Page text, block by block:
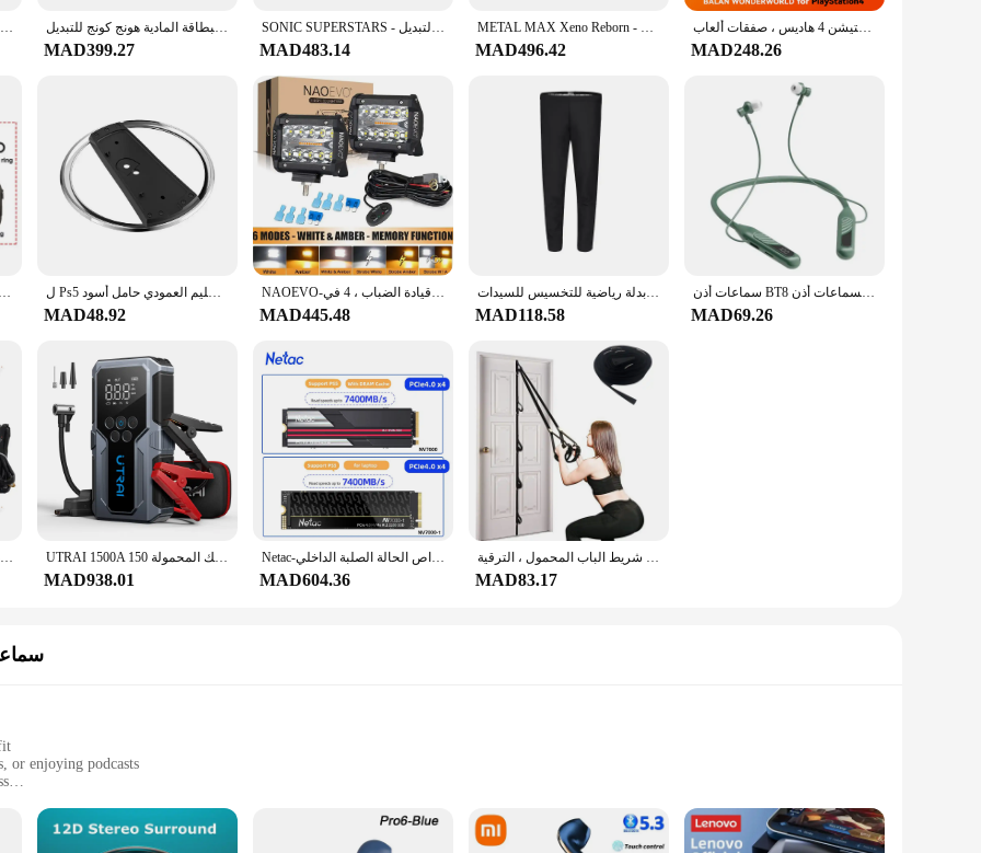
بوكيمون بريليانت دايموند نينتندو سويتش عروض بطاقة الألعاب المادية 100% نوع RPG الأصلي الرسمي للتبديل OLED Lite لعبة نينتندو سويتش - أسطورة زيلدا: دموع المملكة - إصدار خرطوشة البطاقة المادية هونج كونج للتبديل OLED Lite
MAD399.27
SONIC SUPERSTARS - بطاقة الألعاب المادية لألعاب نينتندو سويتش تدعم 1-4 لاعبين من نوع الحفلات لعبة متعددة اللاعبين لوحدة التحكم في التبديل
MAD483.14
METAL MAX Xeno Reborn - عروض ألعاب Nintendo Switch 100% خرطوشة مادية أصلية تدعم وضع الألعاب المحمول على سطح الطاولة للتلفزيون
MAD496.42
سوني بلاي ستيشن 4 هاديس ، صفقات ألعاب PS4 ، بلاي ستيشن 5 ، أقراص ألعاب PS5 ، أنماط متعددة
MAD248.26
سماعات رأس لاسلكية على التحمل بالساعة بلوتوث من خلال سماعة Neckband سماعات أذن رياضية لطاقة TF ل Ps5 سليم العمودي حامل أسود PC المعادن لعبة وحدة التحكم قاعدة قوس لسوني بلاي ستيشن 5 سليم القرص الطبعة الرقمية ملحق
MAD48.92
NAOEVO-شريط إضاءة للطرق الوعرة للسيارة ، قرون قيادة الضباب ، 4 في ، W ، 12 فولت ، 24 فولت ، 6 أوضاع ، مركبة ، دراجة نارية ، شاحنة ، جيب
MAD445.48
بدلة ساونا جديدة للنساء مقاس كبير أطقم ملابس رياضية للتعرق وفقدان الوزن ملابس رياضية نسائية نشطة بدلة رياضية للتخسيس للسيدات
MAD118.58
سماعات أذن BT8 في الهواء الطلق مع شحن بشاشة عرض تعمل باللمس سماعات أذن لسماعات أذن Muisc
MAD69.26
خمدات صمام نظام أنابيب عادم للسيارة EPLUS ، مجموعات التحكم ، جهاز التحكم في الفراغ ، جهاز التحكم عن بعد ، مفتاح عالمي UTRAI 1500A سيارة الانتقال كاتب قوة البنك المحمولة 150PSI مضخة هواء بطارية السيارة معززات الطوارئ بدء تشغيل جهاز سيارة كاتب 2024
MAD938.01
Netac-محرك أقراص الحالة الصلبة الداخلي ، SSD NVMe ، M2 ، 1 تيرا بايت ، 2 تيرا بايت ، 4 تيرا بايت ، PCIe4.0 ، M.2 2280 DRAM ، يصلح لسطح المكتب PS5
MAD604.36
حزام تثبيت باب محمول لأشرطة المقاومة ، مرفق التمرين ، اللياقة البدنية المنزلية ، شريط الباب المحمول ، الترقية
MAD83.17
or enjoying podcasts